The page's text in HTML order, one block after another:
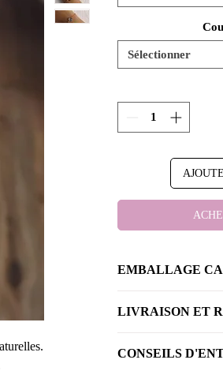
Sélectionner
EMBALLAGE
bijoux ou vous faire
souhaitez dans la
LIVRAISON ET
CONSEILS